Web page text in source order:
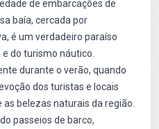
de embarcações de
baía, cercada por
é um verdadeiro paraíso
do turismo náutico.
durante o verão, quando
dos turistas e locais
belezas naturais da região.
passeios de barco,